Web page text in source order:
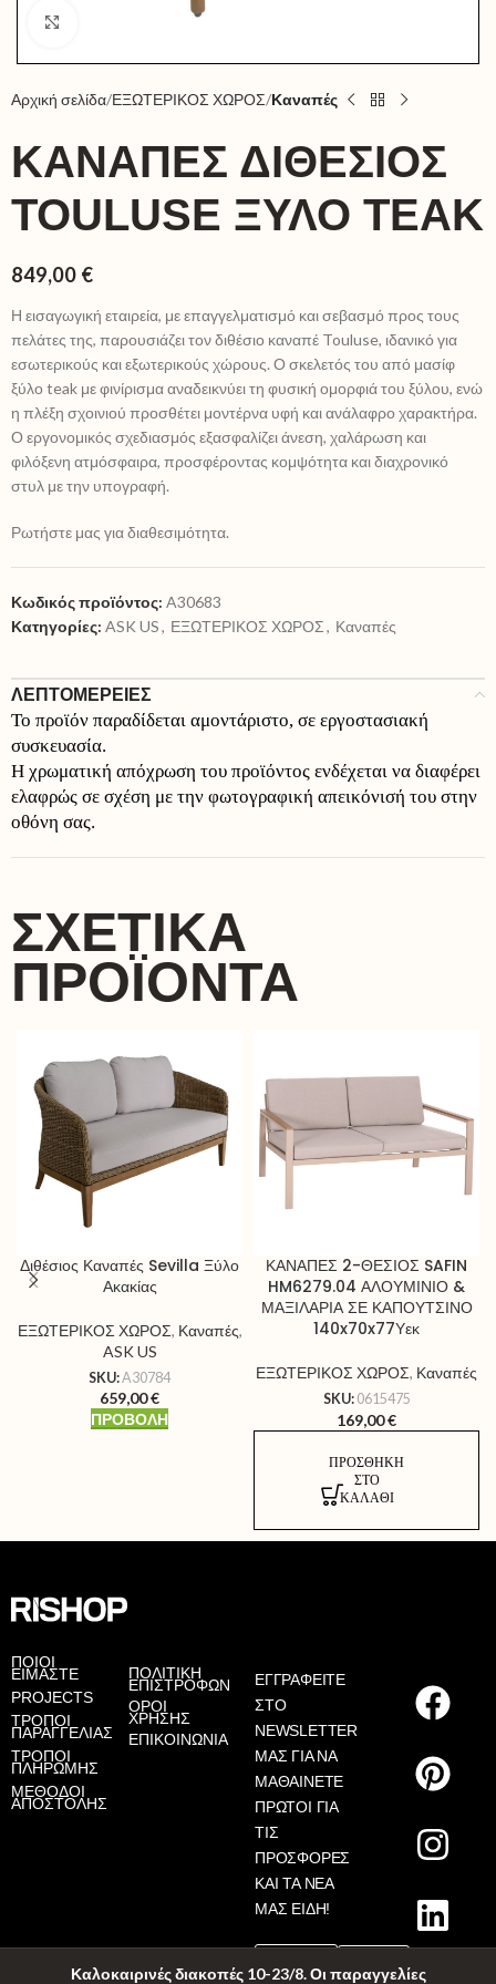
Καλοκαιρινές διακοπές 10-23/8. Οι παραγγελίες
Αρχική σελίδα ΕΞΩΤΕΡΙΚΟΣ ΧΩΡΟΣ Καναπές
ΚΑΝΑΠΈΣ ΔΙΘΈΣΙΟΣ
TOULUSE ΞΎΛΟ TEAK
849,00 €
Η εισαγωγική εταιρεία, με επαγγελματισμό και σεβασμό προς τους
πελάτες της, παρουσιάζει τον διθέσιο καναπέ Touluse, ιδανικό για
εσωτερικούς και εξωτερικούς χώρους. Ο σκελετός του από μασίφ
ξύλο teak με φινίρισμα αναδεικνύει τη φυσική ομορφιά του ξύλου, ενώ
η πλέξη σχοινιού προσθέτει μοντέρνα υφή και ανάλαφρο χαρακτήρα.
Ο εργονομικός σχεδιασμός εξασφαλίζει άνεση, χαλάρωση και
φιλόξενη ατμόσφαιρα, προσφέροντας κομψότητα και διαχρονικό
στυλ με την υπογραφή.
Ρωτήστε μας για διαθεσιμότητα.
Κωδικός προϊόντος: A30683
Κατηγορίες: ASK US, ΕΞΩΤΕΡΙΚΟΣ ΧΩΡΟΣ, Καναπές
ΛΕΠΤΟΜΕΡΕΙΕΣ
Το προϊόν παραδίδεται αμοντάριστο, σε εργοστασιακή
συσκευασία.
Η χρωματική απόχρωση του προϊόντος ενδέχεται να διαφέρει
ελαφρώς σε σχέση με την φωτογραφική απεικόνισή του στην
οθόνη σας.
ΣΧΕΤΙΚΆ
ΠΡΟΪΌΝΤΑ
Διθέσιος Καναπές Sevilla Ξύλο
Ακακίας
ΕΞΩΤΕΡΙΚΟΣ ΧΩΡΟΣ, Καναπές,
ASK US
SKU:A30784
659,00€
ΠΡΟΒΟΛΉ
ΚΑΝΑΠΕΣ 2-ΘΕΣΙΟΣ SAFIN
HM6279.04 ΑΛΟΥΜΙΝΙΟ &
ΜΑΞΙΛΑΡΙΑ ΣΕ ΚΑΠΟΥΤΣΙΝΟ
140x70x77Υεκ
ΕΞΩΤΕΡΙΚΟΣ ΧΩΡΟΣ, Καναπές
SKU: 0615475
169,00€
ΠΡΟΣΘΉΚΗ
ΣΤΟ
ΚΑΛΆΘΙ
ΠΟΙΟΙ
ΕΙΜΑΣΤΕ
PROJECTS
ΤΡΟΠΟΙ
ΠΑΡΑΓΓΕΛΙΑΣ
ΤΡΟΠΟΙ
ΠΛΗΡΩΜΗΣ
ΜΕΘΟΔΟΙ
ΑΠΟΣΤΟΛΗΣ
ΠΟΛΙΤΙΚΗ
ΕΠΙΣΤΡΟΦΩΝ
ΟΡΟΙ
ΧΡΗΣΗΣ
ΕΠΙΚΟΙΝΩΝΙΑ
ΕΓΓΡΑΦΕΙΤΕ
ΣΤΟ
NEWSLETTER
ΜΑΣ ΓΙΑ ΝΑ
ΜΑΘΑΙΝΕΤΕ
ΠΡΩΤΟΙ ΓΙΑ
ΤΙΣ
ΠΡΟΣΦΟΡΕΣ
ΚΑΙ ΤΑ ΝΕΑ
ΜΑΣ ΕΙΔΗ!